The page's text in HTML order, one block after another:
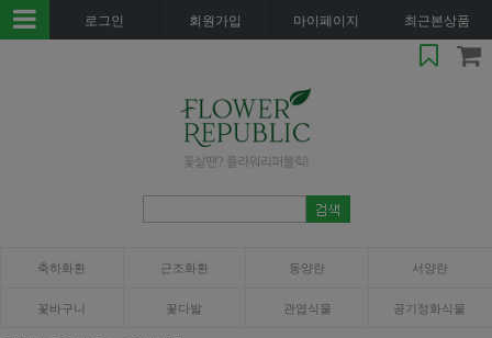
로그인 회원가입 마이페이지 최근본상품
축하화환 근조화환 동양란 서양란
꽃바구니 꽃다발 관엽식물 공기정화식물